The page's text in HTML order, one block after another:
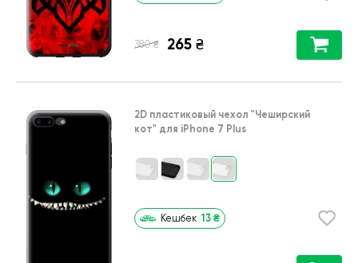
380 ₴ 265 ₴
2D пластиковый чехол "Чеширский
кот" для iPhone 7 Plus
Кешбек 13 ₴